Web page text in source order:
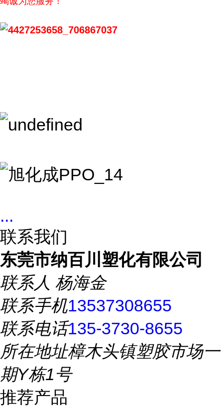
...
联系我们
东莞市纳百川塑化有限公司
联系人 杨海金
联系手机13537308655
联系电话135-3730-8655
所在地址樟木头镇塑胶市场一
期Y栋1号
推荐产品